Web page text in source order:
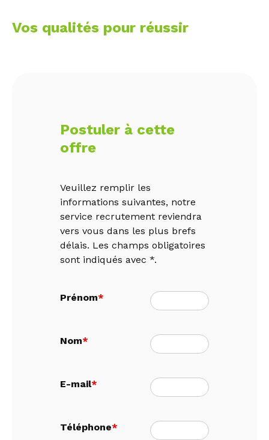
Vos qualités pour réussir
Postuler à cette
offre
Veuillez remplir les
informations suivantes, notre
service recrutement reviendra
vers vous dans les plus brefs
délais. Les champs obligatoires
sont indiqués avec *.
Prénom*
Nom*
E-mail*
Téléphone*